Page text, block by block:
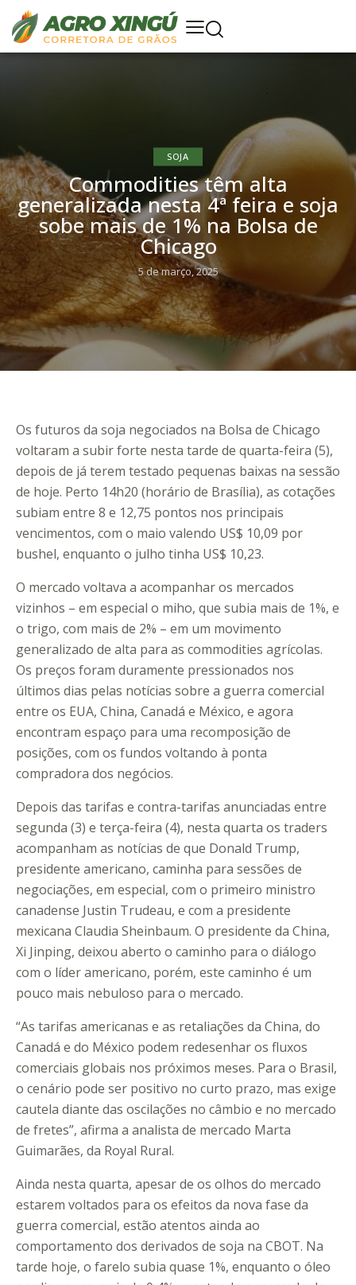
SOJA
Commodities têm alta
generalizada nesta 4ª feira e soja
sobe mais de 1% na Bolsa de
Chicago
5 de março, 2025
Os futuros da soja negociados na Bolsa de Chicago
voltaram a subir forte nesta tarde de quarta-feira (5),
depois de já terem testado pequenas baixas na sessão
de hoje. Perto 14h20 (horário de Brasília), as cotações
subiam entre 8 e 12,75 pontos nos principais
vencimentos, com o maio valendo US$ 10,09 por
bushel, enquanto o julho tinha US$ 10,23.
O mercado voltava a acompanhar os mercados
vizinhos – em especial o miho, que subia mais de 1%, e
o trigo, com mais de 2% – em um movimento
generalizado de alta para as commodities agrícolas.
Os preços foram duramente pressionados nos
últimos dias pelas notícias sobre a guerra comercial
entre os EUA, China, Canadá e México, e agora
encontram espaço para uma recomposição de
posições, com os fundos voltando à ponta
compradora dos negócios.
Depois das tarifas e contra-tarifas anunciadas entre
segunda (3) e terça-feira (4), nesta quarta os traders
acompanham as notícias de que Donald Trump,
presidente americano, caminha para sessões de
negociações, em especial, com o primeiro ministro
canadense Justin Trudeau, e com a presidente
mexicana Claudia Sheinbaum. O presidente da China,
Xi Jinping, deixou aberto o caminho para o diálogo
com o líder americano, porém, este caminho é um
pouco mais nebuloso para o mercado.
“As tarifas americanas e as retaliações da China, do
Canadá e do México podem redesenhar os fluxos
comerciais globais nos próximos meses. Para o Brasil,
o cenário pode ser positivo no curto prazo, mas exige
cautela diante das oscilações no câmbio e no mercado
de fretes”, afirma a analista de mercado Marta
Guimarães, da Royal Rural.
Ainda nesta quarta, apesar de os olhos do mercado
estarem voltados para os efeitos da nova fase da
guerra comercial, estão atentos ainda ao
comportamento dos derivados de soja na CBOT. Na
tarde hoje, o farelo subia quase 1%, enquanto o óleo